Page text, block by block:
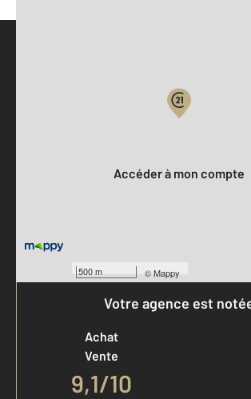
500 m ©Mappy
Accéder à mon compte
Votre agence est
Achat
Vente
9,1/10